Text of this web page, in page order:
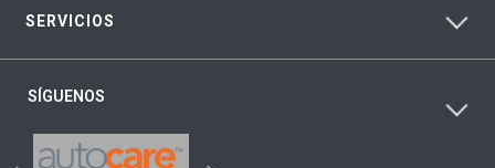
SERVICIOS
SÍGUENOS